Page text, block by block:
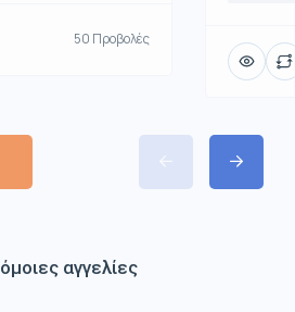
50 Προβολές
αγγελίες